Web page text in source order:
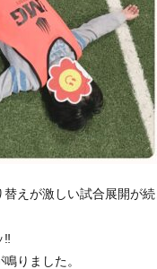
えが激しい試合展開が続
‼
りました。